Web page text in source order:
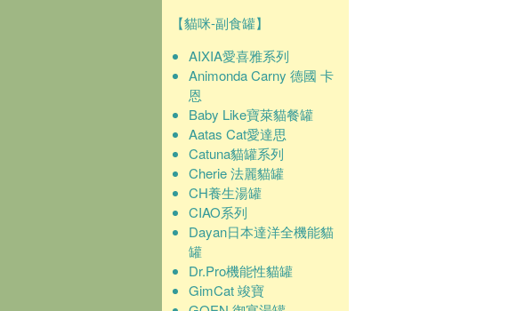
【貓咪-副食罐】
AIXIA愛喜雅系列
Animonda Carny 德國 卡
恩
Baby Like寶萊貓餐罐
Aatas Cat愛達思
Catuna貓罐系列
Cherie 法麗貓罐
CH養生湯罐
CIAO系列
Dayan日本達洋全機能貓
罐
Dr.Pro機能性貓罐
GimCat 竣寶